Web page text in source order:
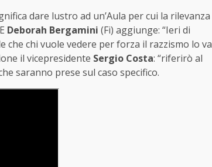
dare lustro ad un’Aula per cui la rilevanza
Deborah Bergamini (Fi) aggiunge: “Ieri di
che chi vuole vedere per forza il razzismo lo va
il vicepresidente Sergio Costa: “riferirò al
saranno prese sul caso specifico.